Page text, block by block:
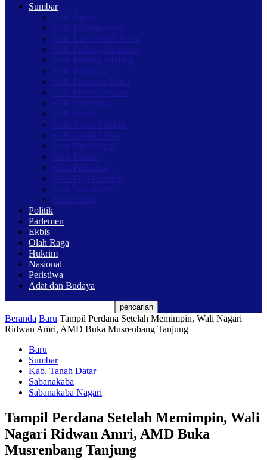
Sumbar
Kab. Agam
Kab. Dharmasraya
Kab. Lima Puluh Kota
Kab. Padang Pariaman
Kota Padang Panjang
Kab. Pasaman
Kab. Pasaman Barat
Kab. Pesisir Selatan
Kab. Sijunjung
Kab. Solok
Kab. Solok Selatan
Kab. Tanah Datar
Kota Bukittinggi
Kota Padang
Kota Pariaman
Kota Payakumbuh
Kota Sawahlunto
Kota Solok
Politik
Parlemen
Ekbis
Olah Raga
Hukrim
Nasional
Peristiwa
Adat dan Budaya
Beranda Baru Tampil Perdana Setelah Memimpin, Wali Nagari
Ridwan Amri, AMD Buka Musrenbang Tanjung
Baru
Sumbar
Kab. Tanah Datar
Sabanakaba
Sabanakaba Nagari
Tampil Perdana Setelah Memimpin, Wali
Nagari Ridwan Amri, AMD Buka
Musrenbang Tanjung